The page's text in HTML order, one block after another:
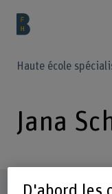
Haute école
Jana